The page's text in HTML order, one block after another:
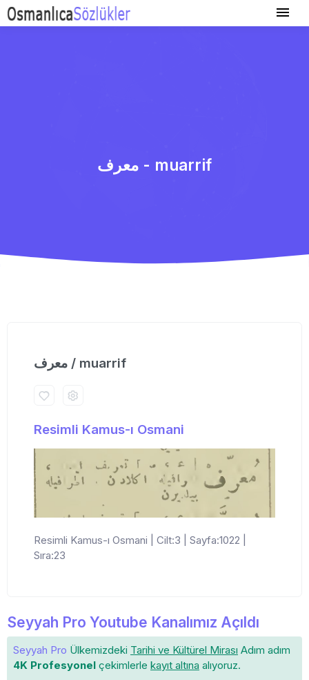
معرف - muarrif
معرف / muarrif
Resimli Kamus-ı Osmani
Resimli Kamus-ı Osmani | Cilt:3 | Sayfa:1022 |
Sıra:23
Seyyah Pro Youtube Kanalımız Açıldı
Seyyah Pro Ülkemizdeki Tarihi ve Kültürel Mirası Adım adım
4K Profesyonel çekimlerle kayıt altına alıyoruz.